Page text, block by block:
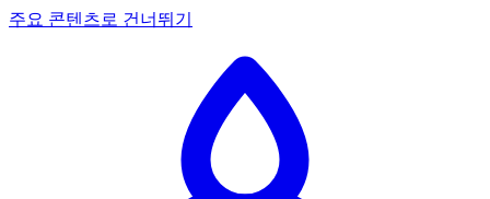
주요 콘텐츠로 건너뛰기